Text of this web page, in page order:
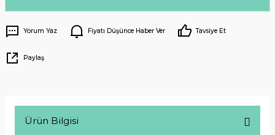
Yorum Yaz Fiyatı Düşünce Haber Ver Tavsiye Et
Paylaş
Ürün Bilgisi